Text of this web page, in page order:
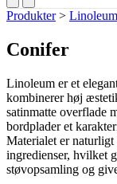
Produkter > Linoleum
Conifer
Linoleum er et
kombinerer høj
satinmatte overflade
bordplader et
Materialet er
ingredienser, hvilket
støvopsamling og